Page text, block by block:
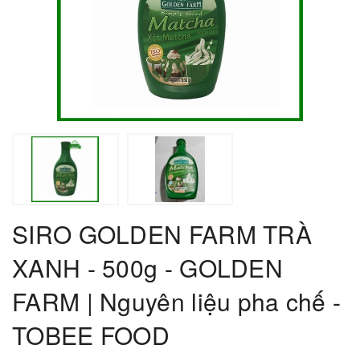
SIRO GOLDEN FARM TRÀ
XANH - 500g - GOLDEN
FARM | Nguyên liệu pha chế -
TOBEE FOOD